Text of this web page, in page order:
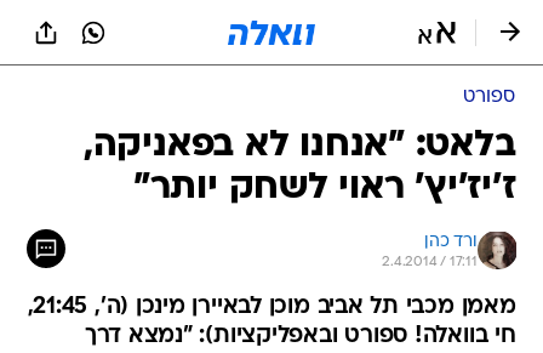
ספורט
בלאט: "אנחנו לא בפאניקה,
ז'יז'יץ' ראוי לשחק יותר"
ורד כהן
2.4.2014 / 17:11
מאמן מכבי תל אביב מוכן לבאיירן מינכן (ה', 21:45,
חי בוואלה! ספורט ובאפליקציות): "נמצא דרך